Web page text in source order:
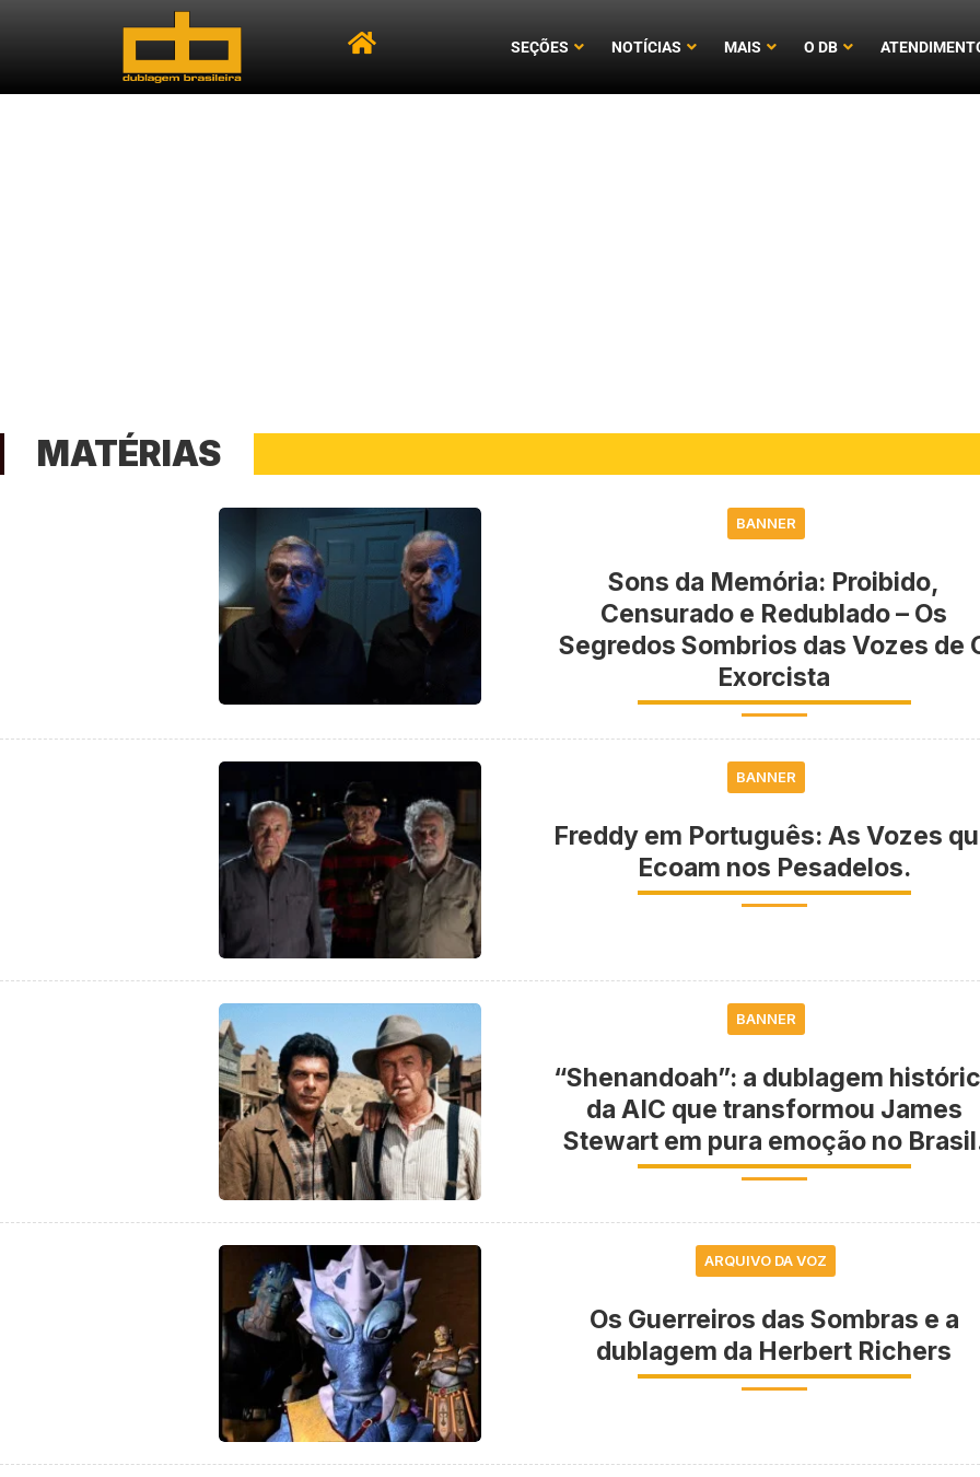
SEÇÕES NOTÍCIAS MAIS O DB
MATÉRIAS
BANNER
Sons da Memória: Proibido,
Censurado e Redublado – Os
Segredos Sombrios das Vozes de
Exorcista
BANNER
Freddy em Português: As Vozes
Ecoam nos Pesadelos.
BANNER
“Shenandoah”: a dublagem
da AIC que transformou James
Stewart em pura emoção no
ARQUIVO DA VOZ
Os Guerreiros das Sombras e a
dublagem da Herbert Richers